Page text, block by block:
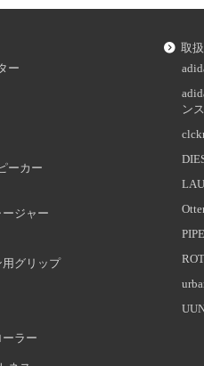
ー
ーカー
ジャー
用グリップ
ラー
取
ンス